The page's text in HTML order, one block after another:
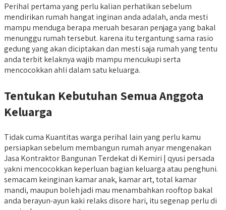
Perihal pertama yang perlu kalian perhatikan sebelum
mendirikan rumah hangat inginan anda adalah, anda mesti
mampu menduga berapa meruah besaran penjaga yang bakal
menunggu rumah tersebut. karena itu tergantung sama rasio
gedung yang akan diciptakan dan mesti saja rumah yang tentu
anda terbit kelaknya wajib mampu mencukupi serta
mencocokkan ahli dalam satu keluarga.
Tentukan Kebutuhan Semua Anggota
Keluarga
Tidak cuma Kuantitas warga perihal lain yang perlu kamu
persiapkan sebelum membangun rumah anyar mengenakan
Jasa Kontraktor Bangunan Terdekat di Kemiri | qyusi persada
yakni mencocokkan keperluan bagian keluarga atau penghuni.
semacam keinginan kamar anak, kamar art, total kamar
mandi, maupun boleh jadi mau menambahkan rooftop bakal
anda berayun-ayun kaki relaks disore hari, itu segenap perlu di